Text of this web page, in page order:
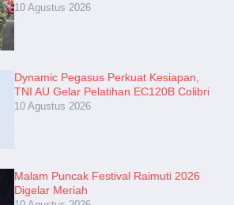
10 Agustus 2026
Dynamic Pegasus Perkuat Kesiapan,
TNI AU Gelar Pelatihan EC120B Colibri
10 Agustus 2026
Malam Puncak Festival Raimuti 2026
Digelar Meriah